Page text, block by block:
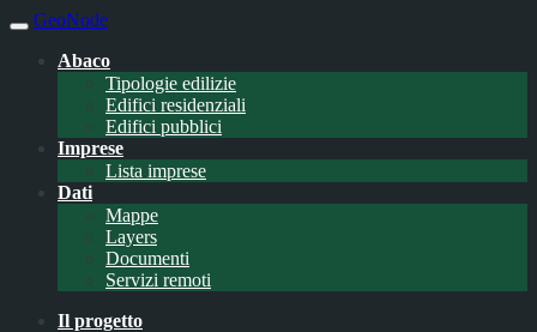
GeoNode
Abaco
Tipologie edilizie
Edifici residenziali
Edifici pubblici
Imprese
Lista imprese
Dati
Mappe
Layers
Documenti
Servizi remoti
Il progetto